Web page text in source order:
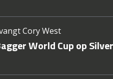
Cory West
World Cup op